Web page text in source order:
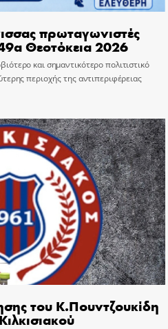
πρωταγωνιστές
Θεοτόκεια 2026
και σημαντικότερο πολιτιστικό
περιοχής της αντιπεριφέρειας
του Κ.Πουντζουκίδη